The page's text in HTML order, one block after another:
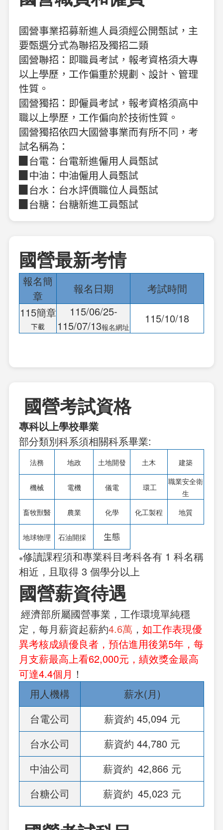
國營事業招募新進人員須經公開甄試，主
要甄選分式為聯招及獨招二類
國營聯招：即職員考試，報考資格須大專
以上學歷，工作偏重於規劃、設計、管理
性質。
國營獨招：即僱員考試，報考資格須高中
職以上學歷，工作偏向於技術性質。
國營獨招依四大國營事業而有所不同，考
試名稱為：
▉台電：台電新進僱用人員甄試
▉中油：中油僱用人員甄試
▉台水：台水評價職位人員甄試
▉台糖：台糖新進工員甄試
國營最新考情
報名簡
章
報名日期
考試時間
115簡章
下載
115/06/25-
115/07/13報名網址
115/10/18
國營考試資格
專科以上學校畢業
部分類別科系須相關科系畢業:
法務 地政 土地開發 土木 建築
機械 電機 儀電 環工
職業安全衛
生
畜牧獸醫
農業 化學 化工製程 地質
地球物理 石油開採 生態
※修讀課程須和專業科目考科各有 1 科名稱
相近，且取得 3 個學分以上
國營薪資待遇
經濟部所屬國營事業，工作環境單純穩
定， 每月薪資起薪約4.6萬， 如工作表現優
異考核成績優良者，預估進用後第5年，每
月支薪最高上看62,000元，績效獎金最高
可達4.4個月 ！
用人機構
薪水(月)
台電公司
薪資約 45,094 元
台水公司
薪資約 44,780 元
中油公司
薪資約 42,866 元
台糖公司
薪資約 45,023 元